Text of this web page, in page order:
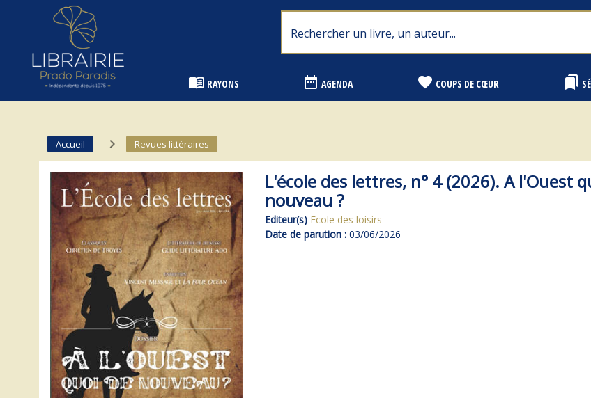
Librairie Prado Paradis - Marseille
menu_book RAYONS date_range AGENDA favorite COUPS DE CŒUR bookmarks
Accueil navigate_next Revues littéraires
L'école des lettres, n° 4 (2026). A l'Ouest
nouveau ?
Editeur(s) Ecole des loisirs
Date de parution : 03/06/2026